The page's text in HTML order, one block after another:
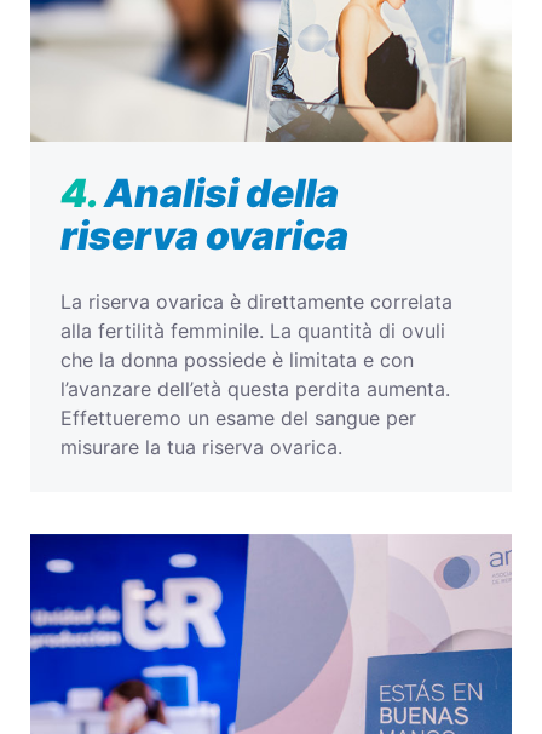
4.Analisi della
riserva ovarica
La riserva ovarica è direttamente correlata
alla fertilità femminile. La quantità di ovuli
che la donna possiede è limitata e con
l’avanzare dell’età questa perdita aumenta.
Effettueremo un esame del sangue per
misurare la tua riserva ovarica.